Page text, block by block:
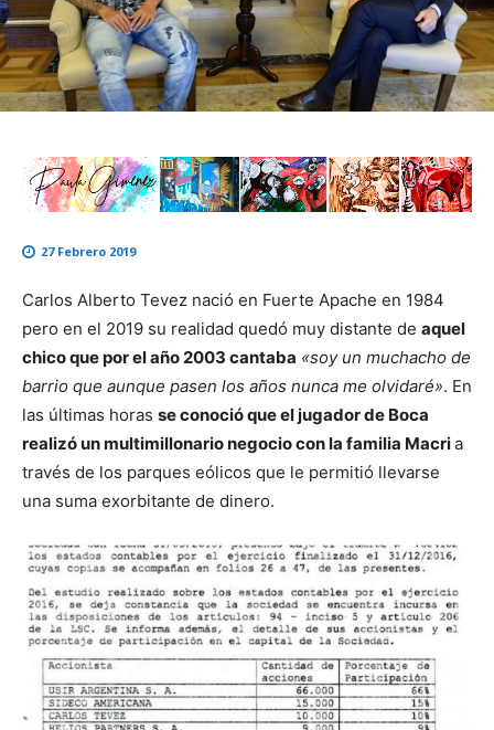
27 Febrero 2019
Carlos Alberto Tevez nació en Fuerte Apache en 1984
pero en el 2019 su realidad quedó muy distante de aquel
chico que por el año 2003 cantaba «soy un muchacho de
barrio que aunque pasen los años nunca me olvidaré». En
las últimas horas se conoció que el jugador de Boca
realizó un multimillonario negocio con la familia Macria
través de los parques eólicos que le permitió llevarse
una suma exorbitante de dinero.